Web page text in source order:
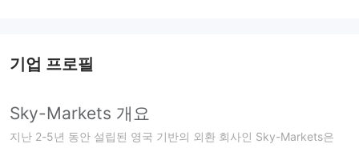
기업 프로필
Sky-Markets 개요
지난 2-5년 동안 설립된 영국 기반의 외환 회사인 Sky-Markets은